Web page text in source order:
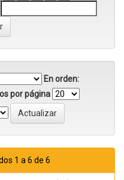
En orden:
por página
1 a 6 de 6